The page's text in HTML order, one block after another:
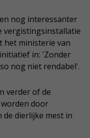
nog interessanter
vergistingsinstallatie
het ministerie van
in: 'Zonder
nog niet rendabel'.
verder of de
door
dierlijke mest in